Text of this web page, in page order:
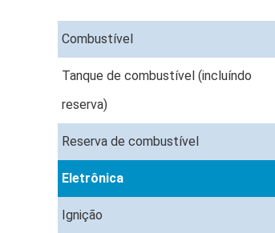
Combustível
Tanque de combustível (incluíndo
reserva)
Reserva de combustível
Eletrônica
Ignição